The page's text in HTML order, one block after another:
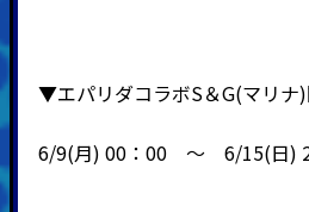
▼エパリダコラボS＆G(マリナ
6/9(月) 00：00 ～ 6/15(日)